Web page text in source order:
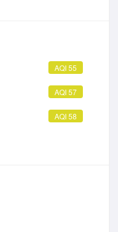
AQI 55
AQI 57
AQI 58